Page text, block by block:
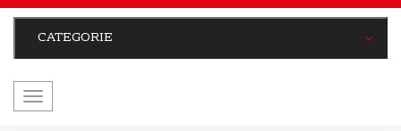
CATEGORIE
navigazione